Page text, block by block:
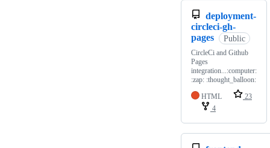
deployment-
circleci-gh-
pages
Public
CircleCi and Github
Pages
integration...:computer:
:zap: :thought_balloon:
HTML
23
4